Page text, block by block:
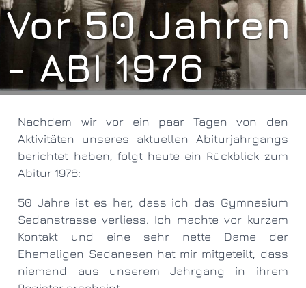
Vor 50 Jahren
- ABI 1976
Nachdem wir vor ein paar Tagen von den
Aktivitäten unseres aktuellen Abiturjahrgangs
berichtet haben, folgt heute ein Rückblick zum
Abitur 1976:
50 Jahre ist es her, dass ich das Gymnasium
Sedanstrasse verliess. Ich machte vor kurzem
Kontakt und eine sehr nette Dame der
Ehemaligen Sedanesen hat mir mitgeteilt, dass
niemand aus unserem Jahrgang in ihrem